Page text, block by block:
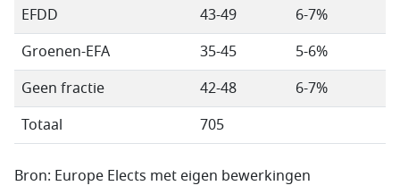
EFDD
43-49
6-7%
Groenen-EFA
35-45
5-6%
Geen fractie
42-48
6-7%
Totaal
705
Bron: Europe Elects met eigen bewerkingen